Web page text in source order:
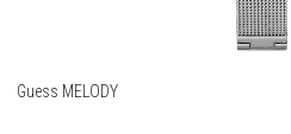
Guess MELODY